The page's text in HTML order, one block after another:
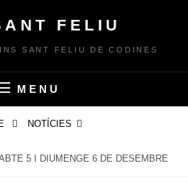
FELIU
SANT FELIU DE CODINES
MENU
NOTÍCIES
5 I DIUMENGE 6 DE DESEMBRE